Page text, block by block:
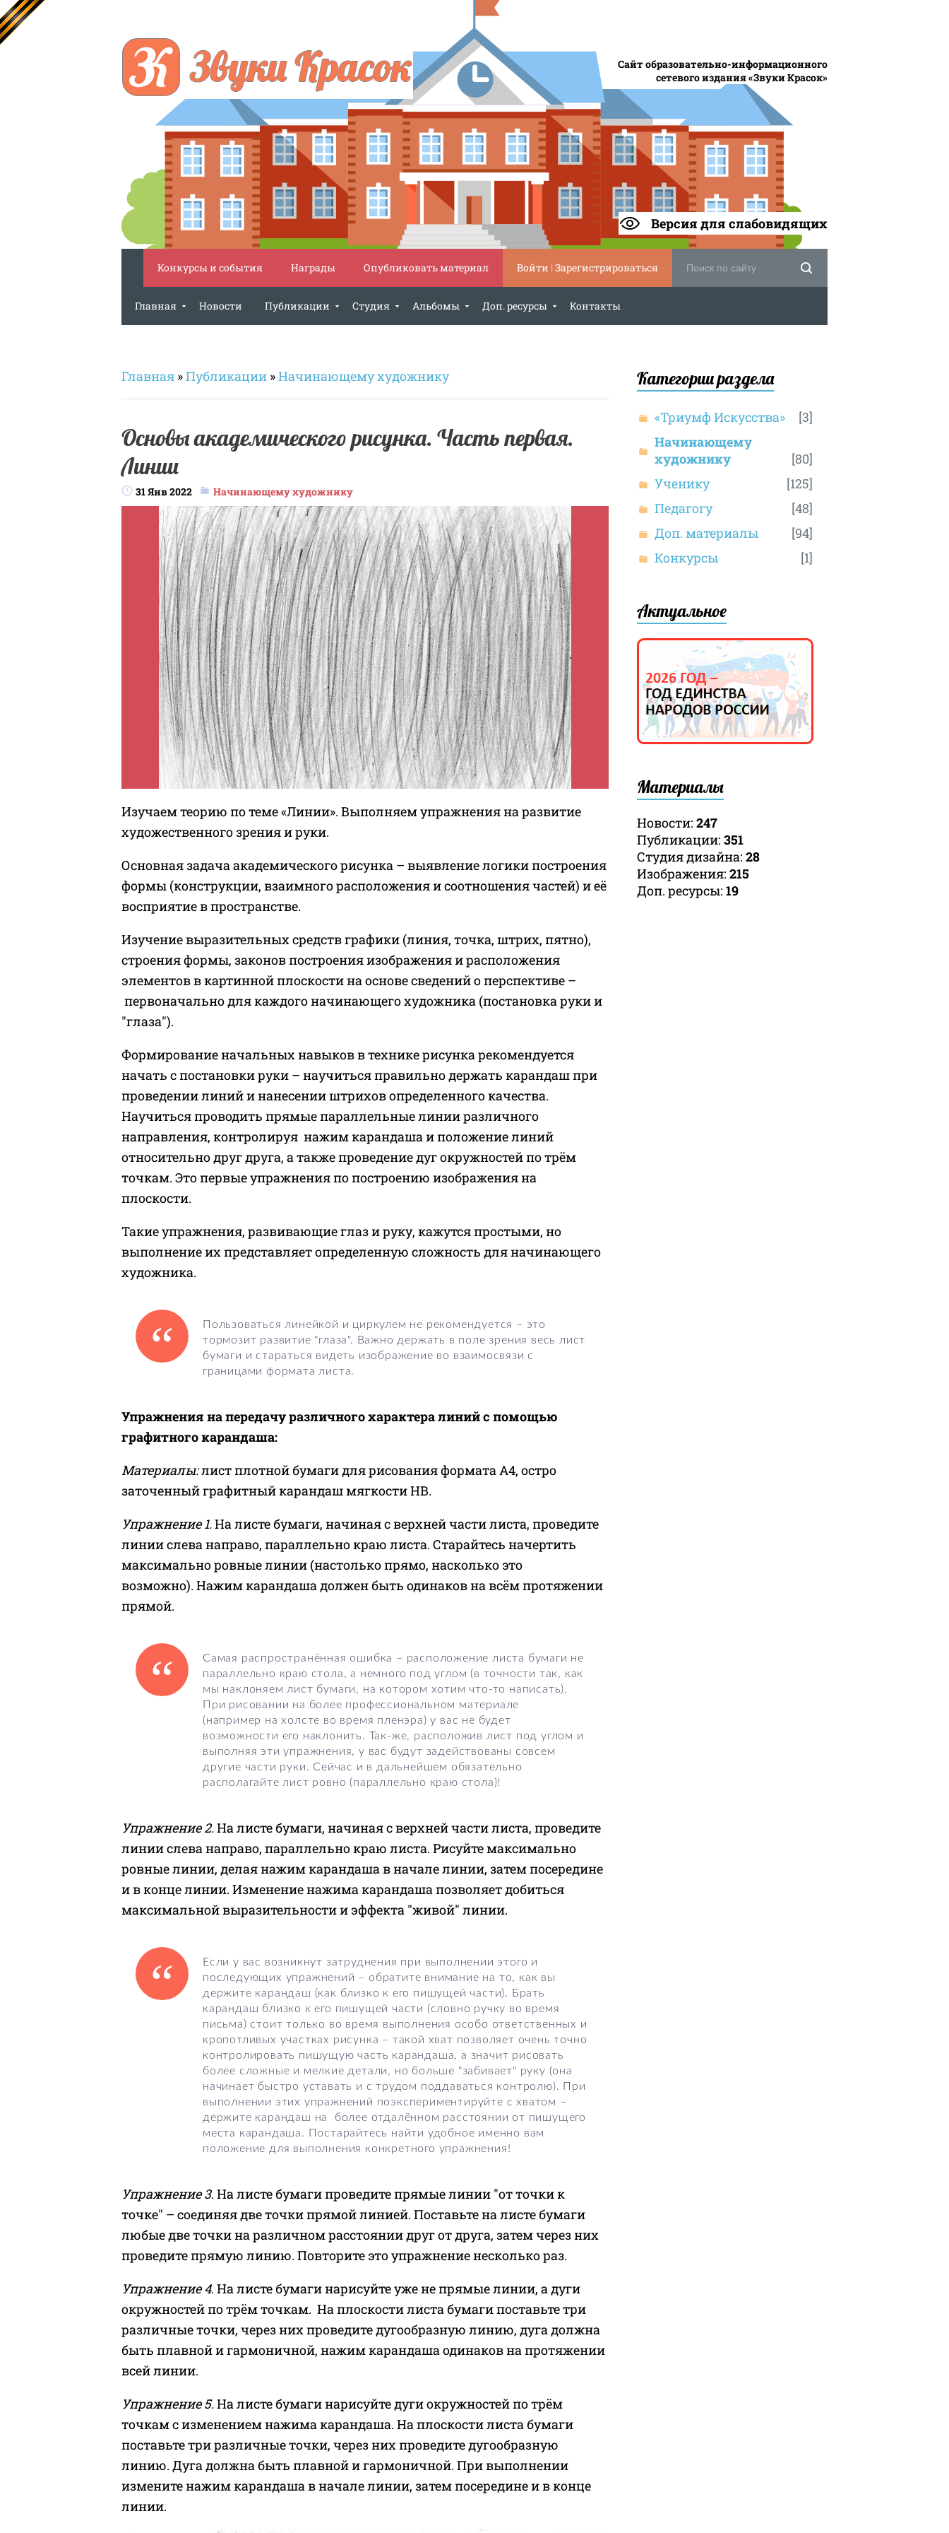
Сайт образовательно-информационного
сетевого издания «Звуки Красок»
Версия для слабовидящих
Войти | Зарегистрироваться
Опубликовать материал
Награды
Конкурсы и события
Главная Новости Публикации Студия Альбомы Доп. ресурсы Контакты
Главная »Публикации »Начинающему художнику
Основы академического рисунка. Часть первая.
Линии
31 Янв 2022 Начинающему художнику
Изучаем теорию по теме «Линии». Выполняем упражнения на развитие
художественного зрения и руки.
Основная задача академического рисунка – выявление логики построения
формы (конструкции, взаимного расположения и соотношения частей) и её
восприятие в пространстве.
Изучение выразительных средств графики (линия, точка, штрих, пятно),
строения формы, законов построения изображения и расположения
элементов в картинной плоскости на основе сведений о перспективе –
первоначально для каждого начинающего художника (постановка руки и
"глаза").
Формирование начальных навыков в технике рисунка рекомендуется
начать с постановки руки – научиться правильно держать карандаш при
проведении линий и нанесении штрихов определенного качества.
Научиться проводить прямые параллельные линии различного
направления, контролируя нажим карандаша и положение линий
относительно друг друга, а также проведение дуг окружностей по трём
точкам. Это первые упражнения по построению изображения на
плоскости.
Такие упражнения, развивающие глаз и руку, кажутся простыми, но
выполнение их представляет определенную сложность для начинающего
художника.
Пользоваться линейкой и циркулем не рекомендуется – это
тормозит развитие "глаза". Важно держать в поле зрения весь лист
бумаги и стараться видеть изображение во взаимосвязи с
границами формата листа.
Упражнения на передачу различного характера линий с помощью
графитного карандаша:
Материалы:лист плотной бумаги для рисования формата А4, остро
заточенный графитный карандаш мягкости НВ.
Упражнение 1.На листе бумаги, начиная с верхней части листа, проведите
линии слева направо, параллельно краю листа. Старайтесь начертить
максимально ровные линии (настолько прямо, насколько это
возможно). Нажим карандаша должен быть одинаков на всём протяжении
прямой.
Самая распространённая ошибка – расположение листа бумаги не
параллельно краю стола, а немного под углом (в точности так, как
мы наклоняем лист бумаги, на котором хотим что-то написать).
При рисовании на более профессиональном материале
(например на холсте во время пленэра) у вас не будет
возможности его наклонить. Так-же, расположив лист под углом и
выполняя эти упражнения, у вас будут задействованы совсем
другие части руки. Сейчас и в дальнейшем обязательно
располагайте лист ровно (параллельно краю стола)!
Упражнение 2.На листе бумаги, начиная с верхней части листа, проведите
линии слева направо, параллельно краю листа. Рисуйте максимально
ровные линии, делая нажим карандаша в начале линии, затем посередине
и в конце линии. Изменение нажима карандаша позволяет добиться
максимальной выразительности и эффекта "живой" линии.
Если у вас возникнут затруднения при выполнении этого и
последующих упражнений – обратите внимание на то, как вы
держите карандаш (как близко к его пишущей части). Брать
карандаш близко к его пишущей части (словно ручку во время
письма) стоит только во время выполнения особо ответственных и
кропотливых участках рисунка – такой хват позволяет очень точно
контролировать пишущую часть карандаша, а значит рисовать
более сложные и мелкие детали, но больше "забивает" руку (она
начинает быстро уставать и с трудом поддаваться контролю). При
выполнении этих упражнений поэкспериментируйте с хватом –
держите карандаш на более отдалённом расстоянии от пишущего
места карандаша. Постарайтесь найти удобное именно вам
положение для выполнения конкретного упражнения!
Упражнение 3. На листе бумаги проведите прямые линии "от точки к
точке" – соединяя две точки прямой линией. Поставьте на листе бумаги
любые две точки на различном расстоянии друг от друга, затем через них
проведите прямую линию. Повторите это упражнение несколько раз.
Упражнение 4. На листе бумаги нарисуйте уже не прямые линии, а дуги
окружностей по трём точкам. На плоскости листа бумаги поставьте три
различные точки, через них проведите дугообразную линию, дуга должна
быть плавной и гармоничной, нажим карандаша одинаков на протяжении
всей линии.
Упражнение 5.На листе бумаги нарисуйте дуги окружностей по трём
точкам с изменением нажима карандаша. На плоскости листа бумаги
поставьте три различные точки, через них проведите дугообразную
линию. Дуга должна быть плавной и гармоничной. При выполнении
измените нажим карандаша в начале линии, затем посередине и в конце
линии.
Категории раздела
«Триумф Искусства»
[3]
Начинающему
художнику
[80]
Ученику
[125]
Педагогу
[48]
Доп. материалы
[94]
Конкурсы
[1]
Актуальное
Материалы
Новости: 247
Публикации: 351
Студия дизайна: 28
Изображения: 215
Доп. ресурсы: 19